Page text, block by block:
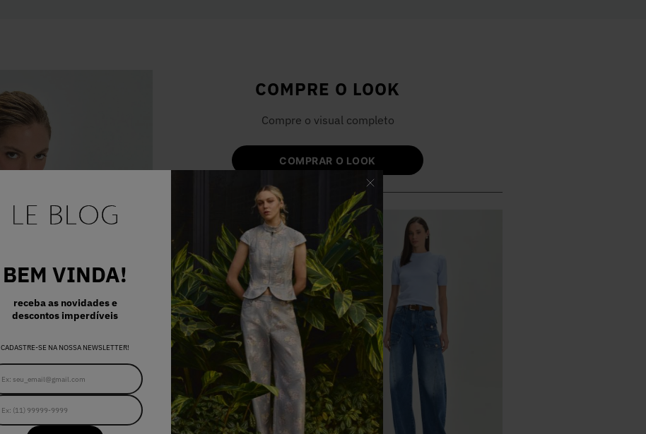
BEM VINDA!
receba as novidades e
descontos imperdíveis
CADASTRE-SE NA NOSSA NEWSLETTER!
COMPRE O LOOK
Compre o visual completo
COMPRAR O LOOK